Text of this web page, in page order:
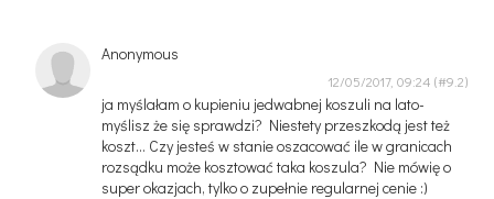
Anonymous
12/05/2017, 09:24
ja myślałam o kupieniu jedwabnej koszuli na lato-
myślisz że się sprawdzi? Niestety przeszkodą jest też
koszt... Czy jesteś w stanie oszacować ile w granicach
rozsądku może kosztować taka koszula? Nie mówię o
super okazjach, tylko o zupełnie regularnej cenie :)